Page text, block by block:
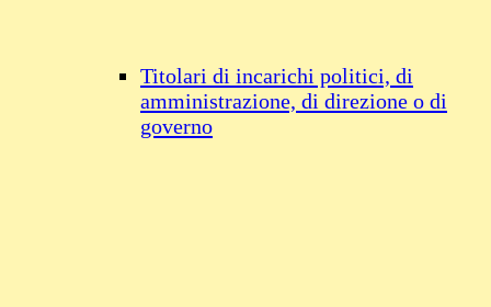
Titolari di incarichi politici, di
amministrazione, di direzione o di
governo